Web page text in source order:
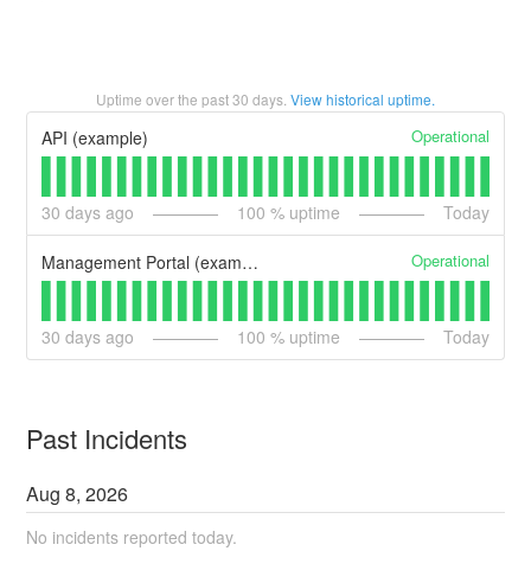
Uptime over the past30 days. View historical uptime.
API (example) Operational
30 days ago 100 % uptime Today
Management Portal (example) Operational
30 days ago 100 % uptime Today
Past Incidents
Aug8,2026
No incidents reported today.